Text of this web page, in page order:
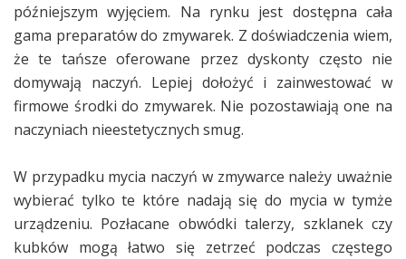
późniejszym wyjęciem. Na rynku jest dostępna cała
gama preparatów do zmywarek. Z doświadczenia wiem,
że te tańsze oferowane przez dyskonty często nie
domywają naczyń. Lepiej dołożyć i zainwestować w
firmowe środki do zmywarek. Nie pozostawiają one na
naczyniach nieestetycznych smug.
W przypadku mycia naczyń w zmywarce należy uważnie
wybierać tylko te które nadają się do mycia w tymże
urządzeniu. Pozłacane obwódki talerzy, szklanek czy
kubków mogą łatwo się zetrzeć podczas częstego